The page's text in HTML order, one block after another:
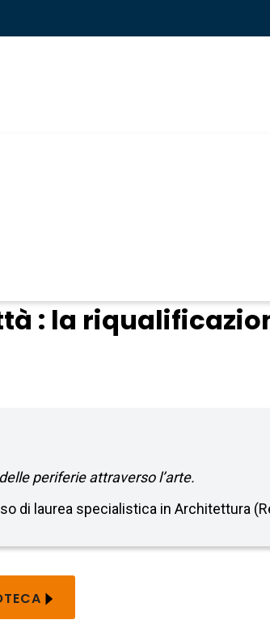
: la
periferie attraverso l’arte.
di laurea specialistica in Architettura